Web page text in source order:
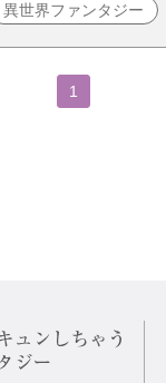
異世界ファンタジー
1